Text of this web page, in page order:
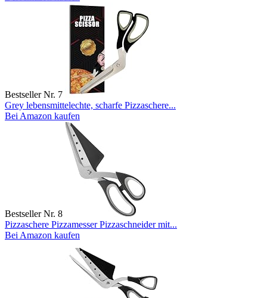
Bestseller Nr. 7
Grey lebensmittelechte, scharfe Pizzaschere...
Bei Amazon kaufen
Bestseller Nr. 8
Pizzaschere Pizzamesser Pizzaschneider mit...
Bei Amazon kaufen